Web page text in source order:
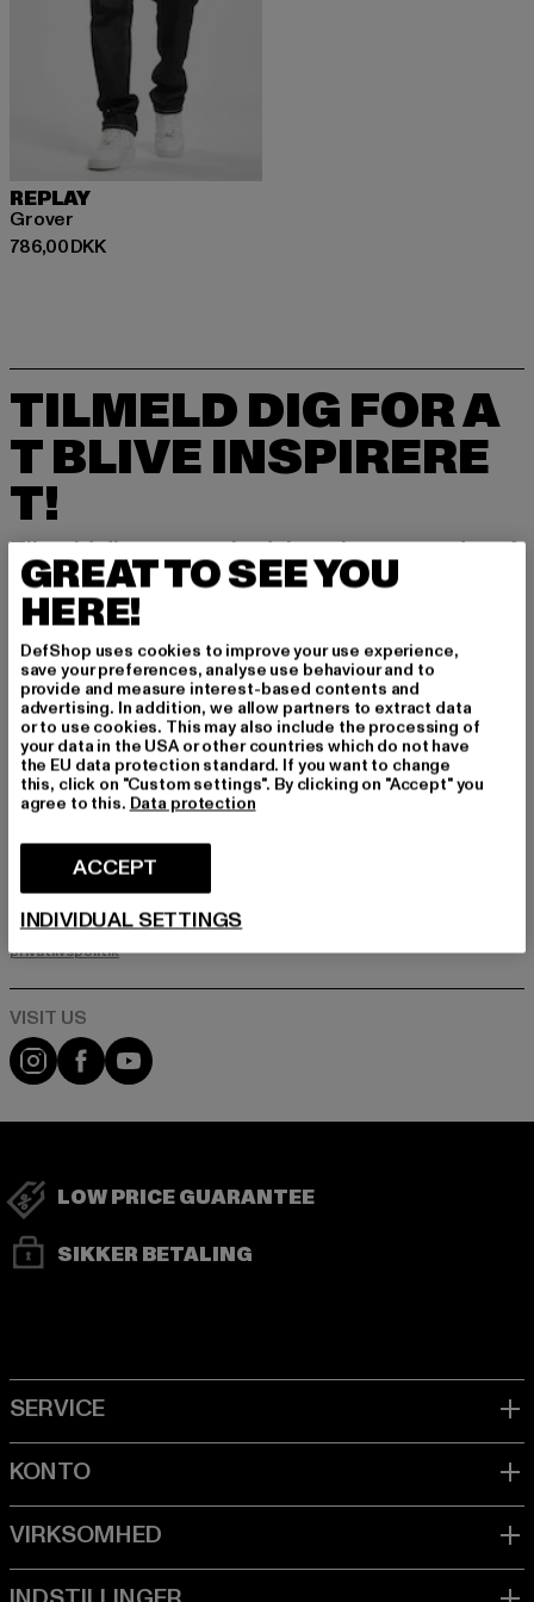
REPLAY
Grover
786,00 DKK
Nuværende pris: 786,00 DKK
TILMELD DIG FOR A
T BLIVE INSPIRERE
T!
Tilmeld dig vores nyhedsbrev her og modtag f
remtidige oplysninger om aktuelle trends, tilbu
d og kuponer fra DefShop via e-mail!
Hvilke produkter er du interesseret i?
MÆND
KVINDER
E-MAIL
Oplysninger om, hvordan DefShop håndterer dine data, kan findes i
privatlivspolitik
Visit our Instagram page:
Visit our Facebook page:
Visit our YouTube channel:
LOW PRICE GUARANTEE
SIKKER BETALING
GREAT TO SEE YOU
HERE!
DefShop uses cookies to improve your use experience,
save your preferences, analyse use behaviour and to
provide and measure interest-based contents and
advertising. In addition, we allow partners to extract data
or to use cookies. This may also include the processing of
your data in the USA or other countries which do not have
the EU data protection standard. If you want to change
this, click on "Custom settings". By clicking on "Accept" you
agree to this. Data protection
ACCEPT
INDIVIDUAL SETTINGS